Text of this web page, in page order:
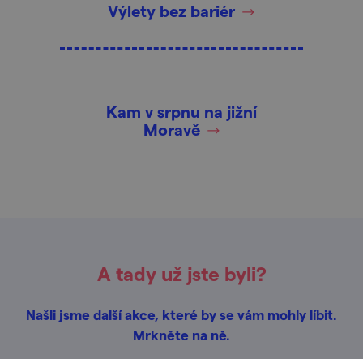
Výlety bez bariér
Kam v srpnu na jižní
Moravě
A tady už jste byli?
Našli jsme další akce, které by se vám mohly líbit.
Mrkněte na ně.